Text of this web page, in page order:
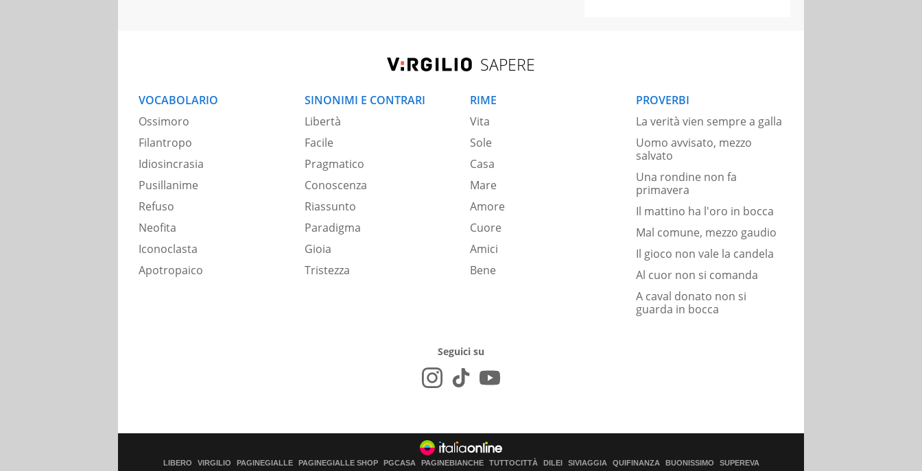
SAPERE
VOCABOLARIO
Ossimoro
Filantropo
Idiosincrasia
Pusillanime
Refuso
Neofita
Iconoclasta
Apotropaico
SINONIMI E CONTRARI
Libertà
Facile
Pragmatico
Conoscenza
Riassunto
Paradigma
Gioia
Tristezza
RIME
Vita
Sole
Casa
Mare
Amore
Cuore
Amici
Bene
PROVERBI
La verità vien sempre a galla
Uomo avvisato, mezzo
salvato
Una rondine non fa
primavera
Il mattino ha l'oro in bocca
Mal comune, mezzo gaudio
Il gioco non vale la candela
Al cuor non si comanda
A caval donato non si
guarda in bocca
Seguici su
LIBERO VIRGILIO PAGINEGIALLE PAGINEGIALLE SHOP PGCASA PAGINEBIANCHE TUTTOCITTÀ DILEI SIVIAGGIA QUIFINANZA BUONISSIMO SUPEREVA